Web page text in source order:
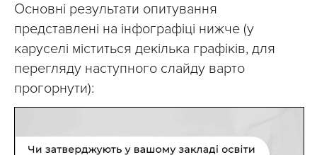
Основні результати опитування
представлені на інфографіці нижче (у
каруселі міститься декілька графіків, для
перегляду наступного слайду варто
прогорнути):